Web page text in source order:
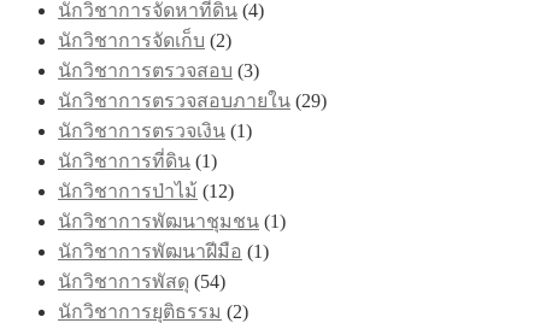
นักวิชาการจัดหาที่ดิน (4)
นักวิชาการจัดเก็บ (2)
นักวิชาการตรวจสอบ (3)
นักวิชาการตรวจสอบภายใน (29)
นักวิชาการตรวจเงิน (1)
นักวิชาการที่ดิน (1)
นักวิชาการป่าไม้ (12)
นักวิชาการพัฒนาชุมชน (1)
นักวิชาการพัฒนาฝีมือ (1)
นักวิชาการพัสดุ (54)
นักวิชาการยุติธรรม (2)